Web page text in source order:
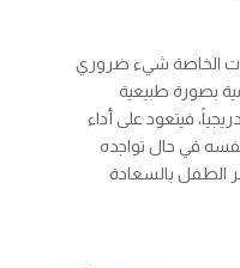
الخاصة شيء ضروري
بصورة طبيعية
فيتعود على أداء
في حال تواجده
الطفل بالسعادة